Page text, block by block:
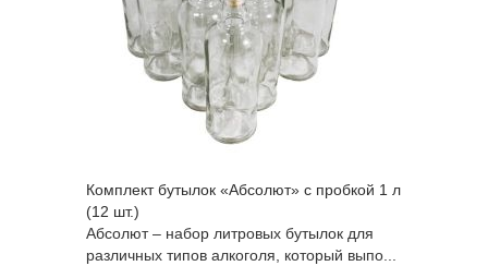
Комплект бутылок «Абсолют» с пробкой 1 л
(12 шт.)
Абсолют – набор литровых бутылок для
различных типов алкоголя, который выпо...